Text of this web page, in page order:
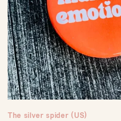
The silver spider (US)